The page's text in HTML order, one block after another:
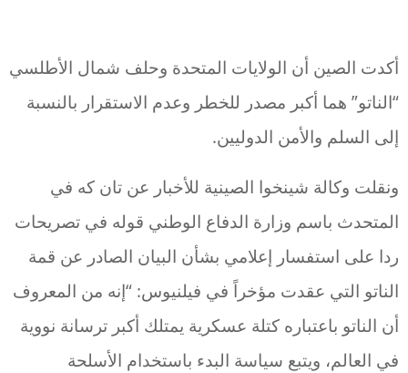
أكدت الصين أن الولايات المتحدة وحلف شمال الأطلسي
“الناتو” هما أكبر مصدر للخطر وعدم الاستقرار بالنسبة
إلى السلم والأمن الدوليين.
ونقلت وكالة شينخوا الصينية للأخبار عن تان كه في
المتحدث باسم وزارة الدفاع الوطني قوله في تصريحات
ردا على استفسار إعلامي بشأن البيان الصادر عن قمة
الناتو التي عقدت مؤخراً في فيلنيوس: “إنه من المعروف
أن الناتو باعتباره كتلة عسكرية يمتلك أكبر ترسانة نووية
في العالم، ويتبع سياسة البدء باستخدام الأسلحة